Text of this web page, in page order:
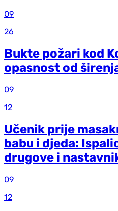
09
26
Bukte požari kod
opasnost od
09
12
Učenik prije
babu i djeda:
drugove i
09
12